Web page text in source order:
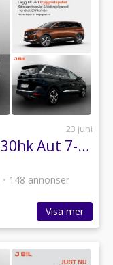
23 juni
Peugeot 5008 GT 1.2 PT 130hk Aut 7-SITS B-KAMERA CARPLAY
• 148 annonser
Visa mer